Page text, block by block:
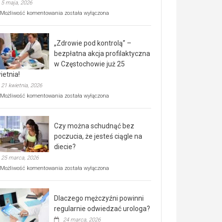
5 maja, 2026
Możliwość komentowania Rusza
rehabilitacji
dla
seniorów!
została wyłączona
„Zdrowie pod kontrolą” –
bezpłatna akcja profilaktyczna
w Częstochowie już 25
21 kwietnia, 2026
Możliwość komentowania „Zdrowie
bezpłatna
akcja
profilaktyczna
w
już
kwietnia!
została wyłączona
Czy można schudnąć bez
poczucia, że jesteś ciągle na
diecie?
25 marca, 2026
Możliwość komentowania Czy
poczucia,
że
została wyłączona
Dlaczego mężczyźni powinni
regularnie odwiedzać urologa?
24 marca, 2026